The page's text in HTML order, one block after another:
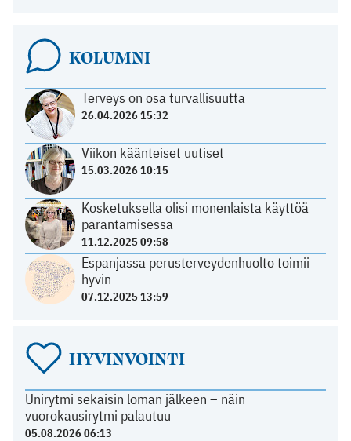
KOLUMNI
Terveys on osa turvallisuutta
26.04.2026 15:32
Viikon käänteiset uutiset
15.03.2026 10:15
Kosketuksella olisi monenlaista käyttöä
parantamisessa
11.12.2025 09:58
Espanjassa perusterveydenhuolto toimii
hyvin
07.12.2025 13:59
HYVINVOINTI
Unirytmi sekaisin loman jälkeen – näin
vuorokausirytmi palautuu
05.08.2026 06:13